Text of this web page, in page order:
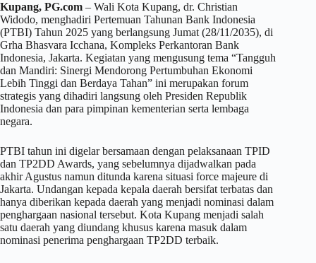
Kupang, PG.com – Wali Kota Kupang, dr. Christian
Widodo, menghadiri Pertemuan Tahunan Bank Indonesia
(PTBI) Tahun 2025 yang berlangsung Jumat (28/11/2035), di
Grha Bhasvara Icchana, Kompleks Perkantoran Bank
Indonesia, Jakarta. Kegiatan yang mengusung tema “Tangguh
dan Mandiri: Sinergi Mendorong Pertumbuhan Ekonomi
Lebih Tinggi dan Berdaya Tahan” ini merupakan forum
strategis yang dihadiri langsung oleh Presiden Republik
Indonesia dan para pimpinan kementerian serta lembaga
negara.
PTBI tahun ini digelar bersamaan dengan pelaksanaan TPID
dan TP2DD Awards, yang sebelumnya dijadwalkan pada
akhir Agustus namun ditunda karena situasi force majeure di
Jakarta. Undangan kepada kepala daerah bersifat terbatas dan
hanya diberikan kepada daerah yang menjadi nominasi dalam
penghargaan nasional tersebut. Kota Kupang menjadi salah
satu daerah yang diundang khusus karena masuk dalam
nominasi penerima penghargaan TP2DD terbaik.